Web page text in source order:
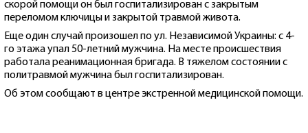
скорой помощи он был госпитализирован с закрытым
переломом ключицы и закрытой травмой живота.
Еще один случай произошел по ул. Независимой Украины: с 4-
го этажа упал 50-летний мужчина. На месте происшествия
работала реанимационная бригада. В тяжелом состоянии с
политравмой мужчина был госпитализирован.
Об этом сообщают в центре экстренной медицинской помощи.